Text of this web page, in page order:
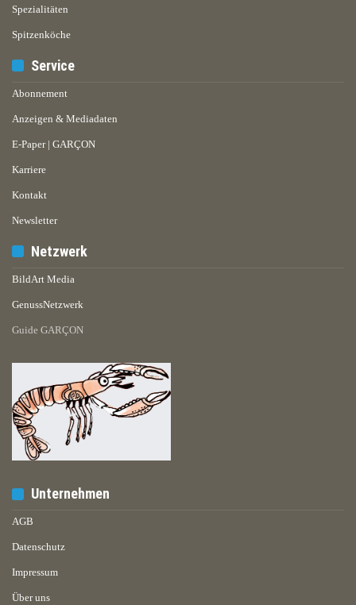
Spezialitäten
Spitzenköche
Service
Abonnement
Anzeigen & Mediadaten
E-Paper | GARÇON
Karriere
Kontakt
Newsletter
Netzwerk
BildArt Media
GenussNetzwerk
Guide GARÇON
Unternehmen
AGB
Datenschutz
Impressum
Über uns